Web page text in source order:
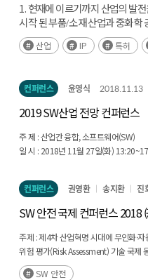
1. 현재에 이르기까지 산업의 발
시작 된 부품/소재 산업과 중화학
단행한 정부 정책의 성공사례로
2.향후 국가 발전을 위해서는 특
것으로 전망되며,특히4차산업
선점에 주력해야 할 것임
산업 IP 특허
컨퍼런스 윤영식 2018.11.13
2019 SW산업 전망 컨퍼런스
주 제 :산업간 융합, 소프트웨어(SW)
일 시 : 2018년 11월 27일(화)
컨퍼런스 권영환 송지환 진
SW 안전 국제 컨퍼런스 2018
주제 :제4차 산업혁명 시대에 무인화·
위험 평가(Risk Assessment) 기술 국제
및 논의
SW 안전